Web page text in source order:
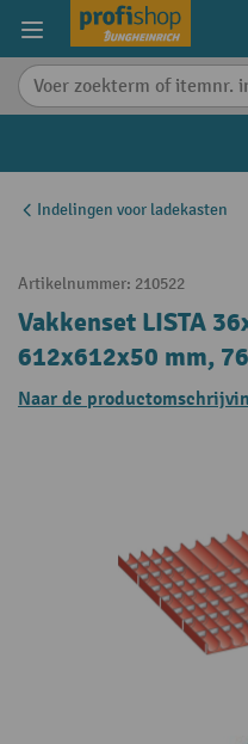
content
Indelingen voor ladekasten
Artikelnummer: 210522
Vakkenset LISTA
612x612x50 mm,
Naar de